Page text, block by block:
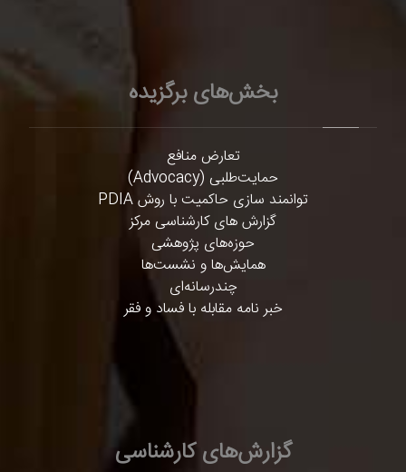
بخش‌های برگزیده
تعارض منافع
حمایت‌طلبی (Advocacy)
توانمند سازی حاکمیت با روش PDIA
گزارش های کارشناسی مرکز
حوزه‌های پژوهشی
همایش‌ها و نشست‌ها
چندرسانه‌ای
خبر نامه مقابله با فساد و فقر
گزارش‌های کارشناسی